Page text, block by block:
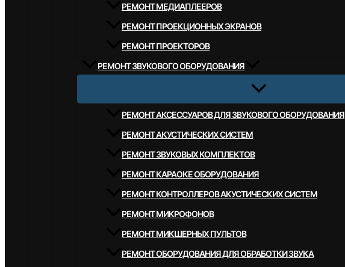
РЕМОНТ МЕДИАПЛЕЕРОВ
РЕМОНТ ПРОЕКЦИОННЫХ ЭКРАНОВ
РЕМОНТ ПРОЕКТОРОВ
РЕМОНТ ЗВУКОВОГО ОБОРУДОВАНИЯ
РЕМОНТ АКСЕССУАРОВ ДЛЯ ЗВУКОВОГО ОБОРУДОВАНИЯ
РЕМОНТ АКУСТИЧЕСКИХ СИСТЕМ
РЕМОНТ ЗВУКОВЫХ КОМПЛЕКТОВ
РЕМОНТ КАРАОКЕ ОБОРУДОВАНИЯ
РЕМОНТ КОНТРОЛЛЕРОВ АКУСТИЧЕСКИХ СИСТЕМ
РЕМОНТ МИКРОФОНОВ
РЕМОНТ МИКШЕРНЫХ ПУЛЬТОВ
РЕМОНТ ОБОРУДОВАНИЯ ДЛЯ ОБРАБОТКИ ЗВУКА